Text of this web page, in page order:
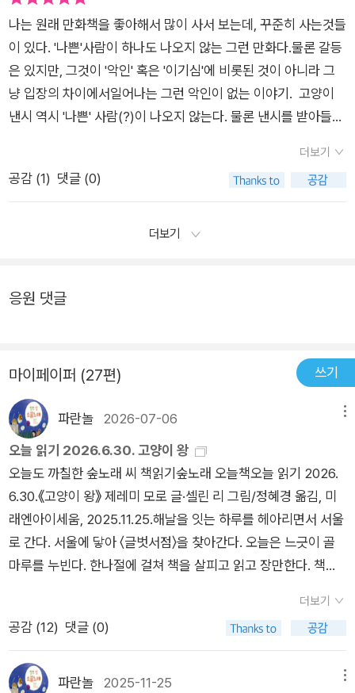
무라면 핵무기를 만들 생각을 할까요? 서로 동무인 둘 사이에 국
경을 가르거나 군대를 둘 생각을 할까요?“낸시야, 아빠가 중요하
게 할 말이 있어. 우선 말하기 전에 아빠는 정말 낸시를 사랑한단
다!” “응, 나두!” “음, 그러니까, 낸시는 사실 아주 조금 특별하단
다. 아주 조금 달라. 하지만 그게 절대 나쁜 것이 아니란다! 낸시
는 말이야, 낸시는 그러니까, 조금, 아빠나 마을 쥐랑 다른, 그러
니까.” “낸시 알아. 낸시는 고양이야.” “무, 뭐?” “낸시는 고양이
야.” “어, 음!” “친구들과 조금 다르지만, 괜찮아!” “으, 응, 그럼
를 들려줍니다. 여기에 어른들이 아이들을 따사로이 아끼며 함께
우려고 해요. 두려움을 떨치기에 이웃이 되고 동무가 됩니다. 미
기운이 흐릅니다. 밝은 봄바람을 함께 누립니다. 싱그러운 봄볕을
함께 쬡니다. 2017.3.19.해.ㅅㄴㄹ(숲노래/최종규 . 시골에서 만
화읽기)
교육용 교재도 아닌 만화를 보며 다름을 받아들이는 방식에 대해
이야기 할 수는 없을 것이다. 동화를 읽어주며 현실을 미화하는
것이 무슨 의미가 있을까? 나는 이 이야기가 마냥 기분 좋고 때로
는 코가 찡하기도 했지만 조카를 생각하면 한편으론 속이 상했다.
얘야, 넌 낸시가 될 수 없을 거야. 네 친구들은 착한 쥐들이 아니
거든. 물론 너도 귀여운 낸시가 아니지. 책을 덮으면서, 아름다운
꿈에서 깨어나 아름답지 않은 현실을 마주한 느낌 같은 미묘한 찝
말이 있다. 우리 딸 머리는 백만 불짜리 머리야. 나중에 할머니가
셨으니 아빠를 닮은 내 머리가 나중에 셀지 안 셀지는 모르는 일
이었지만 말이다. 이제는 어린애도 아닌데 엄마는 염색하러 가시
않는 머리야. 그러니 얼마나 특별하냐고. 어릴 때 나는 그 애정이
담긴 도돌이표 멘트를 들을 때 마다 내가 다른 애들과 다른 부분
이 있다는 걸 자각하게 됐지만 한편으로는 그 다름이 나쁘지 않은
것임을 알았다. 오히려 가끔은 특별하다는 생각도 했었다. 다르다
는 것이 나쁜 것이 아님을, 때로는 특별한 것이 될 수도 있다는 것
을 이야기해도 어린 조카는 아마 이해하지 못하리라. 나중에 하얀
머리가 덜 난다는 말은 들은 들 아이가 기분 좋게 생각할 것 같지
도 않고 말이다. 귤머리 아이에게 뭐라고 말해줬어야 했을까? 어
쩌면 정답은 이 책의 254쪽에 있는 그 말인지도 모르겠다.
나는 원래 만화책을 좋아해서 많이 사서 보는데, 꾸준히 사는것들
이 있다. '나쁜'사람이 하나도 나오지 않는 그런 만화다.물론 갈등
은 있지만, 그것이 '악인' 혹은 '이기심'에 비롯된 것이 아니라 그
냥 입장의 차이에서일어나는 그런 악인이 없는 이야기. 고양이
낸시 역시 '나쁜' 사람(?)이 나오지 않는다. 물론 낸시를 받아들이
인 악인은 없다. 또한 누구랄꺼 없이 서로 말하지 않는 것들에 대
해 존중해주고 배려해주는 이야기들이오랜만에 편안한고 따뜻하
더보기
공감 (1) 댓글 (0)
더보기
응원 댓글
마이페이퍼 (27편) 쓰기
파란놀 2026-07-06
오늘 읽기 2026.6.30. 고양이 왕
오늘도 까칠한 숲노래 씨 책읽기숲노래 오늘책오늘 읽기 2026.
6.30.《고양이 왕》 제레미 모로 글·셀린 리 그림/정혜경 옮김, 미
래엔아이세움, 2025.11.25.해날을 잇는 하루를 헤아리면서 서울
로 간다. 서울에 닿아 〈글벗서점〉을 찾아간다. 오늘은 느긋이 골
마루를 누빈다. 한나절에 걸쳐 책을 살피고 읽고 장만한다. 책꾸
다. 길손집에 책짐을 풀고서 〈라이브러리 두란노〉로 간다. ‘비·빗·
빚·빛’ 네 마디가 어떻게 만나고 잇는지 이야기꽃을 편다. 밤에는
어느 분은 마흔 해 남짓 날마다 목을 가다듬었고, 어느 분은 뒤늦
더보기
공감 (12) 댓글 (0)
파란놀 2025-11-25